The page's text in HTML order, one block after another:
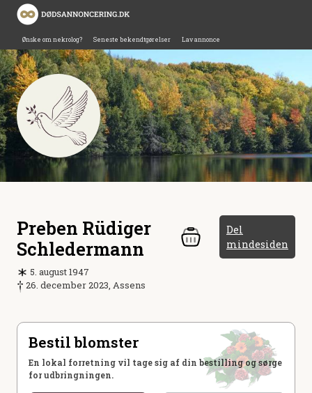
Ønske om nekrolog? Seneste bekendtgørelser Lav annonce
Preben Rüdiger
Schledermann
Del
mindesiden
5. august 1947
26. december 2023, Assens
Bestil blomster
En lokal forretning vil tage sig af din bestilling og sørge
for udbringningen.